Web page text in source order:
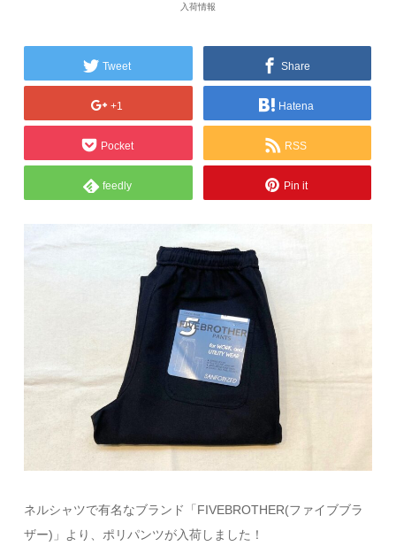
入荷情報
Tweet Share
+1 Hatena
Pocket RSS
feedly Pin it
ネルシャツで有名なブランド「FIVEBROTHER(ファイブブラ
ザー)」より、ポリパンツが入荷しました！